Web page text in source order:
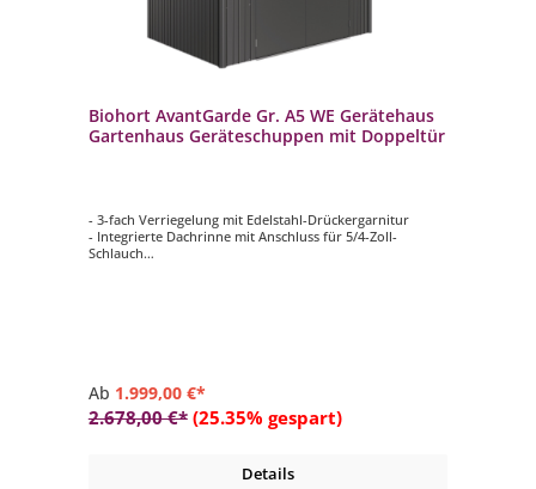
Biohort AvantGarde Gr. A5 WE Gerätehaus
Gartenhaus Geräteschuppen mit Doppeltür
- 3-fach Verriegelung mit Edelstahl-Drückergarnitur
- Integrierte Dachrinne mit Anschluss für 5/4-Zoll-
Schlauch
Ab 1.999,00 €*
2.678,00 €* (25.35% gespart)
Details